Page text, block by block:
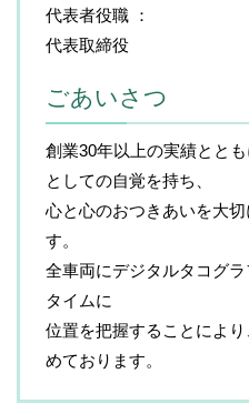
代表者役職
代表取締役
ごあいさつ
創業30年以上の実績とと
としての自覚を持ち、
心と心のおつきあいを大
す。
全車両にデジタルタコグ
タイムに
位置を把握することによ
めております。